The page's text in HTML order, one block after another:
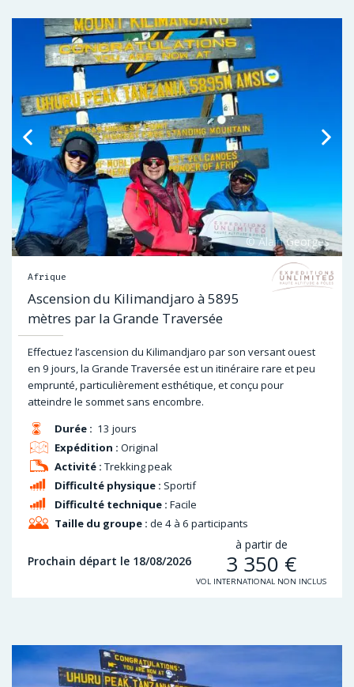
Afrique
Ascension du Kilimandjaro à 5895
mètres par la Grande Traversée
Effectuez l’ascension du Kilimandjaro par son versant ouest
en 9 jours, la Grande Traversée est un itinéraire rare et peu
emprunté, particulièrement esthétique, et conçu pour
atteindre le sommet sans encombre.
Durée : 13 jours
Difficulté physique : Sportif
Expédition : Original
Difficulté technique : Facile
Activité : Trekking peak
Taille du groupe : de 4 à 6 participants
Prochain départ le 18/08/2026
à partir de
3 350 €
VOL INTERNATIONAL NON INCLUS